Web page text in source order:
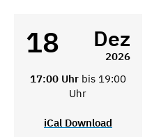
18 Dez
2026
17:00 Uhr bis 19:00
Uhr
iCal Download